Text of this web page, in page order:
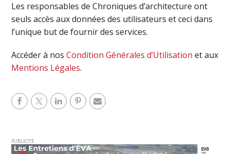
Les responsables de Chroniques d’architecture ont
seuls accès aux données des utilisateurs et ceci dans
l’unique but de fournir des services.
Accéder à nosCondition Générales d’Utilisation et aux
Mentions Légales.
PUBLICITE